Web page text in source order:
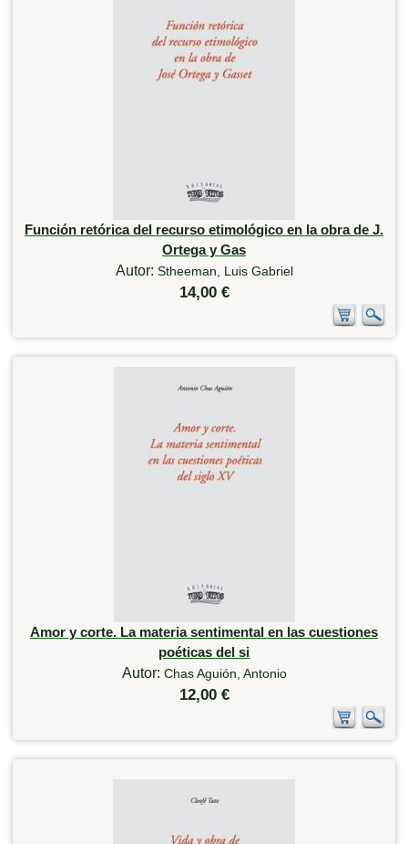
Función retórica del recurso etimológico en la obra de J.
Ortega y Gas
Autor: Stheeman, Luis Gabriel
14,00 €
Amor y corte. La materia sentimental en las cuestiones
poéticas del si
Autor: Chas Aguión, Antonio
12,00 €